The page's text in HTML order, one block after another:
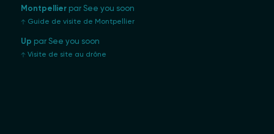
Montpellier par See you soon
Guide de visite de Montpellier
Up par See you soon
Visite de site au drône